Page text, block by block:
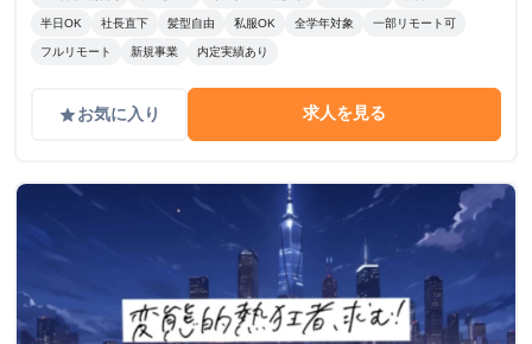
範囲の縮小や、当初想定していたスキルレベルに達していな
い場合に適用します。
半日OK 社長直下 髪型自由 私服OK 全学年対象 一部リモート可
フルリモート 新規事業 内定実績あり
gradeお気に入り 求人を見る